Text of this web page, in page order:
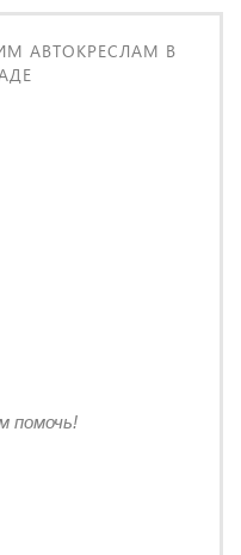
АВТОКРЕСЛАМ В
помочь!